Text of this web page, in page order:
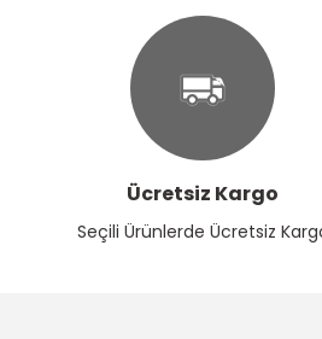
Ürün fiyatı diğer sitelerden daha
Bu ürüne benzer farklı
Ücretsiz Kargo
Seçili Ürünlerde Ücretsiz